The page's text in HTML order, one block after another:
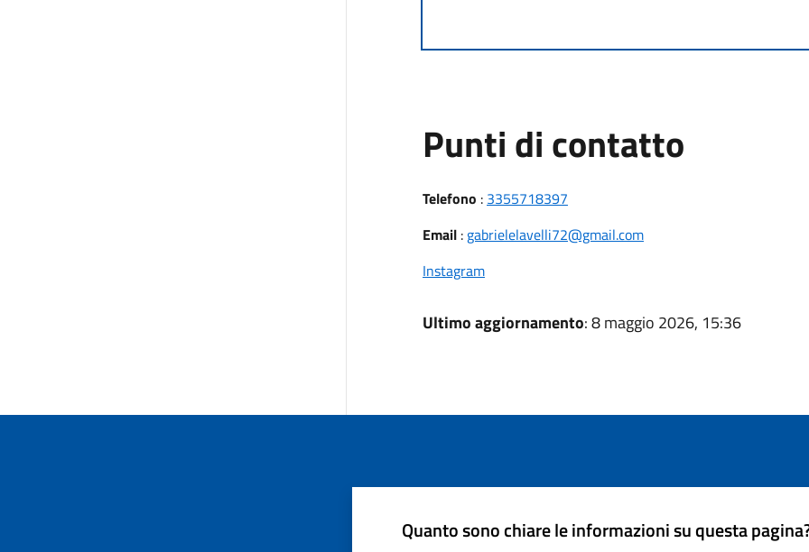
Punti di contatto
Telefono : 3355718397
Email: gabrielelavelli72@gmail.com
Instagram
Ultimo aggiornamento: 8 maggio 2026, 15:36
Quanto sono chiare le informazioni su questa